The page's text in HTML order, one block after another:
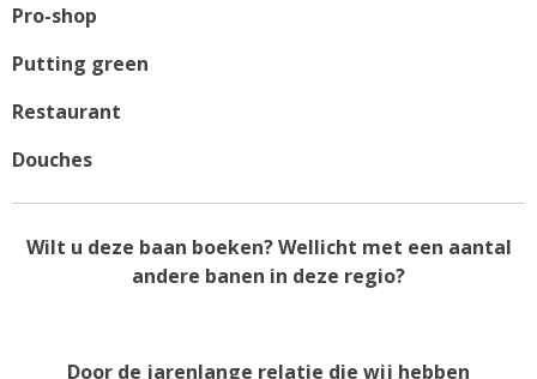
Pro-shop
Putting green
Restaurant
Douches
Wilt u deze baan boeken? Wellicht met een aantal
andere banen in deze regio?
Door de jarenlange relatie die wij hebben